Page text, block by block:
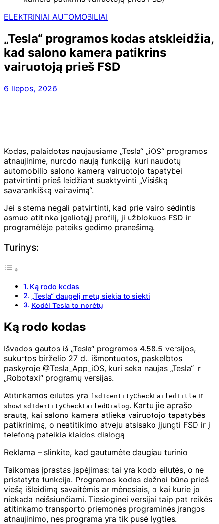
ELEKTRINIAI AUTOMOBILIAI
„Tesla“ programos kodas atskleidžia,
kad salono kamera patikrins
vairuotoją prieš FSD
6 liepos, 2026
Kodas, palaidotas naujausiame „Tesla“ „iOS“ programos
atnaujinime, nurodo naują funkciją, kuri naudotų
automobilio salono kamerą vairuotojo tapatybei
patvirtinti prieš leidžiant suaktyvinti „Visišką
savarankišką vairavimą“.
Jei sistema negali patvirtinti, kad prie vairo sėdintis
asmuo atitinka įgaliotąjį profilį, ji užblokuos FSD ir
programėlėje pateiks gedimo pranešimą.
Turinys:
Ką rodo kodas
„Tesla“ daugelį metų siekia to siekti
Kodėl Tesla to norėtų
Ką rodo kodas
Išvados gautos iš „Tesla“ programos 4.58.5 versijos,
sukurtos birželio 27 d., išmontuotos, paskelbtos
paskyroje @Tesla_App_iOS, kuri seka naujas „Tesla“ ir
„Robotaxi“ programų versijas.
Atitinkamos eilutės yra fsdIdentityCheckFailedTitle ir
showFsdIdentityCheckFailedDialog. Kartu jie aprašo
srautą, kai salono kamera atlieka vairuotojo tapatybės
patikrinimą, o neatitikimo atveju atsisako įjungti FSD ir į
telefoną pateikia klaidos dialogą.
Reklama – slinkite, kad gautumėte daugiau turinio
Taikomas įprastas įspėjimas: tai yra kodo eilutės, o ne
pristatyta funkcija. Programos kodas dažnai būna prieš
viešą išleidimą savaitėmis ar mėnesiais, o kai kurie jo
niekada neišsiunčiami. Tiesioginei versijai taip pat reikės
atitinkamo transporto priemonės programinės įrangos
atnaujinimo, nes programa yra tik pusė lygties.